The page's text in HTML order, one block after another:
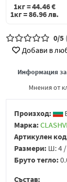
1кг =44.46€
1кг =86.96лв.
0/5
Добави в
Информация
Мнения от
Произход:
Марка:
Артикулен
Размери: Ш: 4 /
Бруто тегло:
Състав: